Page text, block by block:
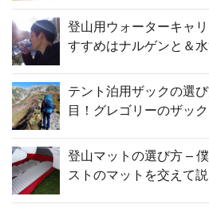
登山用ウォーターキャ
すすめはナルゲンと＆
テント泊用ザックの選
目！グレゴリーのザッ
登山マットの選び方 –
ストのマットを交えて